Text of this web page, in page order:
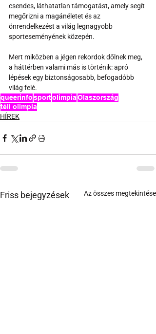
csendes, láthatatlan támogatást, amely segít
megőrizni a magánéletet és az
önrendelkezést a világ legnagyobb
sporteseményének közepén.
Mert miközben a jégen rekordok dőlnek meg,
a háttérben valami más is történik: apró
lépések egy biztonságosabb, befogadóbb
világ felé.
queerinfosportolimpiaOlaszország
téli olimpia
HÍREK
Friss bejegyzések Az összes megtekintése